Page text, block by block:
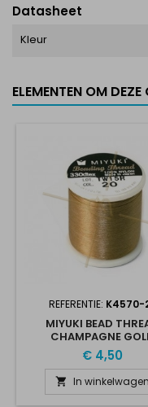
Datasheet
Kleur
ELEMENTEN OM
REFERENTIE: K4570-
MIYUKI BEAD
CHAMPAGNE
€ 4,50
 In winkelwagen